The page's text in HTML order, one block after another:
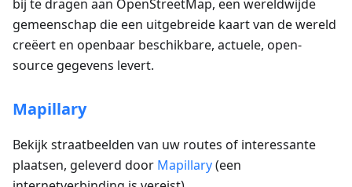
bij te dragen aan OpenStreetMap, een wereldwijde
gemeenschap die een uitgebreide kaart van de wereld
creëert en openbaar beschikbare, actuele, open-
source gegevens levert.
Mapillary
Bekijk straatbeelden van uw routes of interessante
plaatsen, geleverd door Mapillary(een